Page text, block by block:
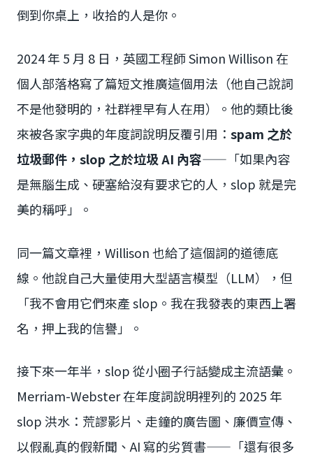
倒到你桌上，收拾的人是你。
2024 年 5 月 8 日，英國工程師 Simon Willison 在
個人部落格寫了篇短文推廣這個用法（他自己說詞
不是他發明的，社群裡早有人在用）。他的類比後
來被各家字典的年度詞說明反覆引用： spam 之於
垃圾郵件，slop 之於垃圾 AI 內容——「如果內容
是無腦生成、硬塞給沒有要求它的人，slop 就是完
美的稱呼」。
同一篇文章裡，Willison 也給了這個詞的道德底
線。他說自己大量使用大型語言模型（LLM），但
「我不會用它們來產 slop。我在我發表的東西上署
名，押上我的信譽」。
接下來一年半，slop 從小圈子行話變成主流語彙。
Merriam-Webster 在年度詞說明裡列的 2025 年
slop 洪水：荒謬影片、走鐘的廣告圖、廉價宣傳、
以假亂真的假新聞、AI 寫的劣質書——「還有很多